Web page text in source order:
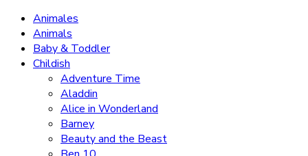
Animales
Animals
Baby & Toddler
Childish
Adventure Time
Aladdin
Alice in Wonderland
Barney
Beauty and the Beast